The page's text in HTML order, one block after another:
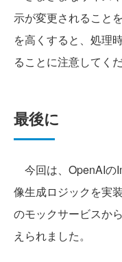
示が変更されること
を高くすると、処理
ることに注意してくだ
最後に
今回は、OpenAIの
像生成ロジックを実
のモックサービスか
えられました。